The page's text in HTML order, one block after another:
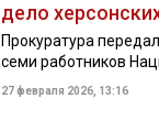
дело
Прокуратура
семи работников
27 февраля 2026, 13:16